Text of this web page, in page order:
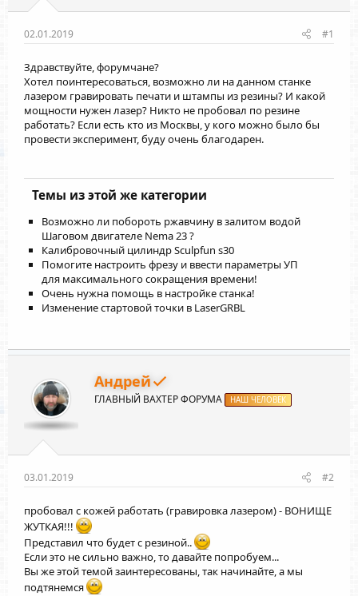
02.01.2019 #1
Здравствуйте, форумчане?
Хотел поинтересоваться, возможно ли на данном станке
лазером гравировать печати и штампы из резины? И какой
мощности нужен лазер? Никто не пробовал по резине
работать? Если есть кто из Москвы, у кого можно было бы
провести эксперимент, буду очень благодарен.
Темы из этой же категории
Возможно ли побороть ржавчину в залитом водой
Шаговом двигателе Nema 23 ?
Калибровочный цилиндр Sculpfun s30
Помогите настроить фрезу и ввести параметры УП
для максимального сокращения времени!
Очень нужна помощь в настройке станка!
Изменение стартовой точки в LaserGRBL
Андрей
ГЛАВНЫЙ ВАХТЕР ФОРУМА НАШ ЧЕЛОВЕК
03.01.2019 #2
пробовал с кожей работать (гравировка лазером) - ВОНИЩЕ
ЖУТКАЯ!!!
Представил что будет с резиной..
Если это не сильно важно, то давайте попробуем...
Вы же этой темой заинтересованы, так начинайте, а мы
подтянемся